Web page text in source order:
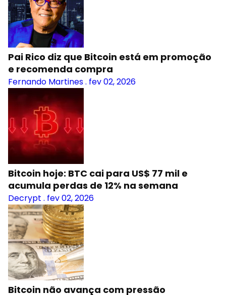
Pai Rico diz que Bitcoin está em promoção
e recomenda compra
Fernando Martines. fev 02, 2026
Bitcoin hoje: BTC cai para US$ 77 mil e
acumula perdas de 12% na semana
Decrypt . fev 02, 2026
Bitcoin não avança com pressão